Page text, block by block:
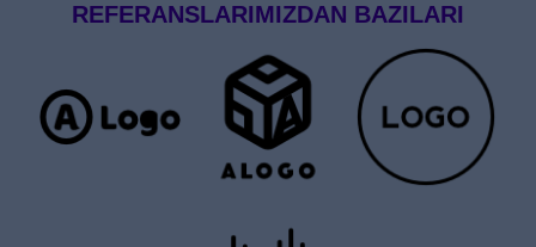
REFERANSLARIMIZDAN BAZILARI